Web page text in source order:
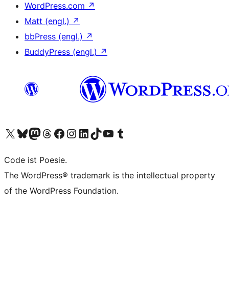
WordPress.com ↗
Matt (engl.) ↗
bbPress (engl.) ↗
BuddyPress (engl.) ↗
Unser X-Konto (früher Twitter) besuchen
Unser Bluesky-Konto besuchen
Unser Mastodon-Konto besuchen
Unser Threads-Konto besuchen
Unsere Facebook-Seite besuchen
Unser Instagram-Konto besuchen
Unser LinkedIn-Konto besuchen
Unser TikTok-Konto besuchen
Unseren YouTube-Kanal besuchen
Unser Tumblr-Konto besuchen
Code ist Poesie.
The WordPress® trademark is the intellectual property
of the WordPress Foundation.